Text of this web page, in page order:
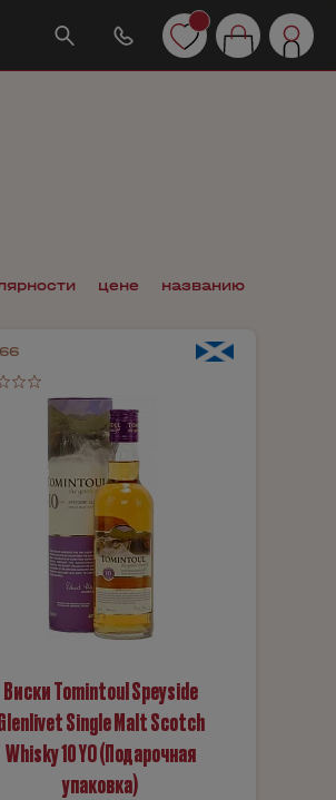
цене названию
Виски Tomintoul Speyside
Single Malt Scotch
Whisky 10 YO (Подарочная
упаковка)